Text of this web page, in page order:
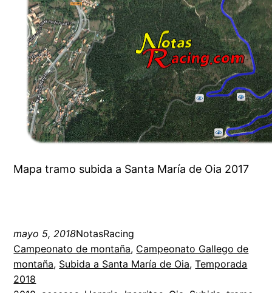
Mapa tramo subida a Santa María de Oia 2017
mayo 5, 2018NotasRacing
Campeonato de montaña, Campeonato Gallego de
montaña, Subida a Santa María de Oia, Temporada
2018